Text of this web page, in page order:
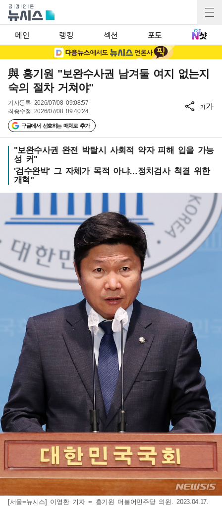
메인 랭킹 섹션 포토
與 홍기원 "보완수사권 남겨둘 여지 없는지
숙의 절차 거쳐야"
기사등록 2026/07/08 09:08:57
최종수정 2026/07/08 09:40:24
구글에서 선호하는 매체로 추가
가가
"보완수사권 완전 박탈시 사회적 약자 피해 입을 가능
성 커"
'검수완박' 그 자체가 목적 아냐…정치검사 척결 위한
개혁"
[서울=뉴시스] 이영환 기자 = 홍기원 더불어민주당 의원. 2023.04.17.